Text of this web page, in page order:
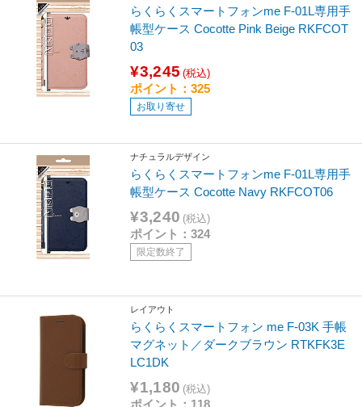
らくらくスマートフォンme F-01L専用手
帳型ケース Cocotte Pink Beige RKFCOT
03
¥3,245 (税込)
ポイント：325
お取り寄せ
ナチュラルデザイン
らくらくスマートフォンme F-01L専用手
帳型ケース Cocotte Navy RKFCOT06
¥3,240 (税込)
ポイント：324
限定数終了
レイアウト
らくらくスマートフォン me F-03K 手帳
マグネット／ダークブラウン RTKFK3E
LC1DK
¥1,180 (税込)
ポイント：118